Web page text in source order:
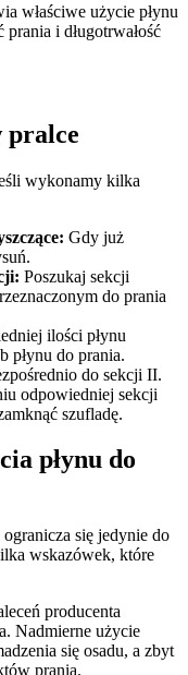
właściwe użycie płynu
i długotrwałość
pralce
wykonamy kilka
Gdy już
Poszukaj sekcji
do prania
ilości płynu
płynu do prania.
do sekcji II.
odpowiedniej sekcji
szufladę.
płynu do
się jedynie do
wskazówek, które
producenta
Nadmierne użycie
się osadu, a zbyt
prania.